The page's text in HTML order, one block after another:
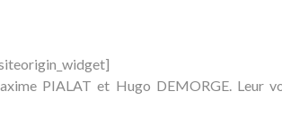
PIALAT et Hugo DEMORGE. Leur